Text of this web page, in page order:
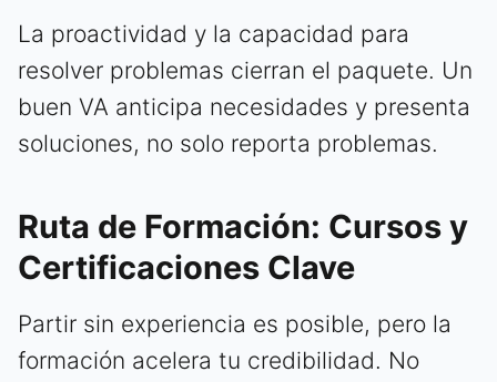
La proactividad y la capacidad para
resolver problemas cierran el paquete. Un
buen VA anticipa necesidades y presenta
soluciones, no solo reporta problemas.
Ruta de Formación: Cursos y
Certificaciones Clave
Partir sin experiencia es posible, pero la
formación acelera tu credibilidad. No